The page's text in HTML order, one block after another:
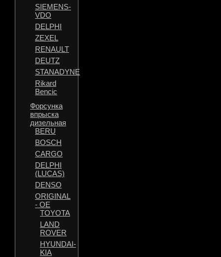
SIEMENS-
VDO
DELPHI
ZEXEL
RENAULT
DEUTZ
STANADYNE
Rikard
Bencic
Форсунка
впрыска
дизельная
BERU
BOSCH
CARGO
DELPHI
(LUCAS)
DENSO
ORIGINAL
- OE
TOYOTA
LAND
ROVER
HYUNDAI-
KIA